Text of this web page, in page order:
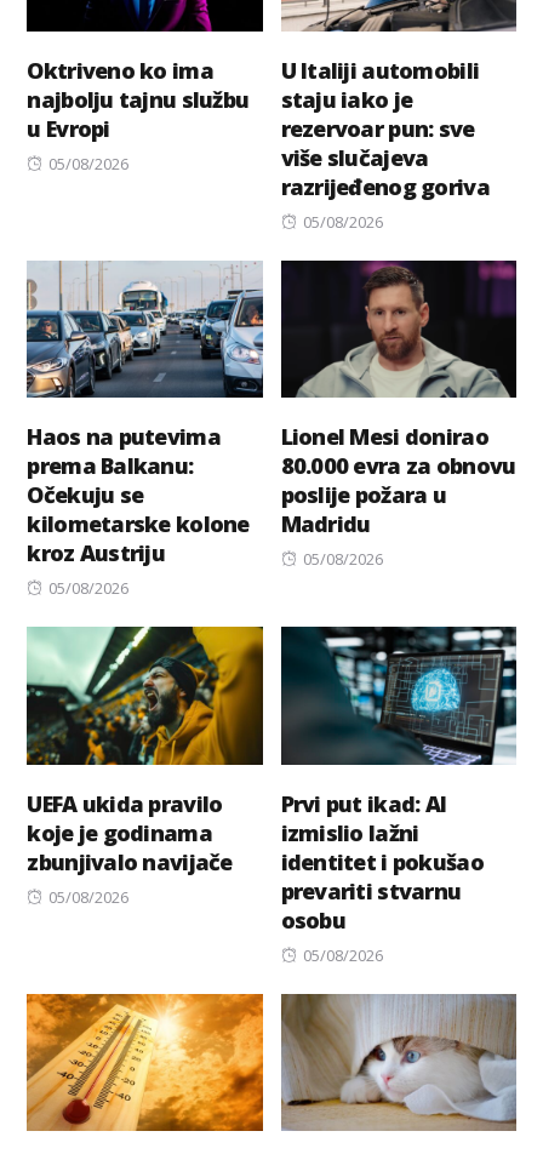
Oktriveno ko ima
najbolju tajnu službu
u Evropi
Posted
05/08/2026
U Italiji automobili
staju iako je
rezervoar pun: sve
više slučajeva
razrijeđenog goriva
Posted
05/08/2026
Haos na putevima
prema Balkanu:
Očekuju se
kilometarske kolone
kroz Austriju
Posted
05/08/2026
Lionel Mesi donirao
80.000 evra za obnovu
poslije požara u
Madridu
Posted
05/08/2026
UEFA ukida pravilo
koje je godinama
zbunjivalo navijače
Posted
05/08/2026
Prvi put ikad: AI
izmislio lažni
identitet i pokušao
prevariti stvarnu
osobu
Posted
05/08/2026